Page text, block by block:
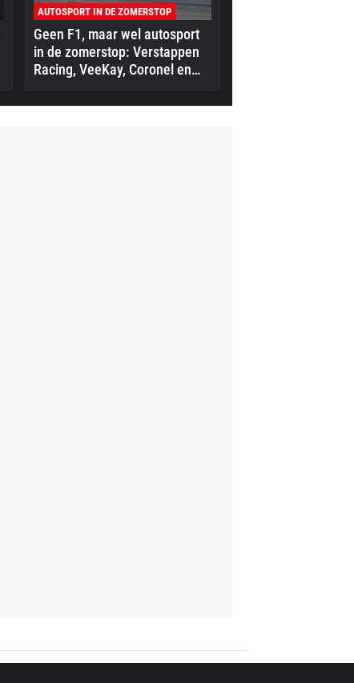
AUTOSPORT IN DE ZOMERSTOP
Geen F1, maar wel autosport
in de zomerstop: Verstappen
Racing, VeeKay, Coronel en
meer in actie